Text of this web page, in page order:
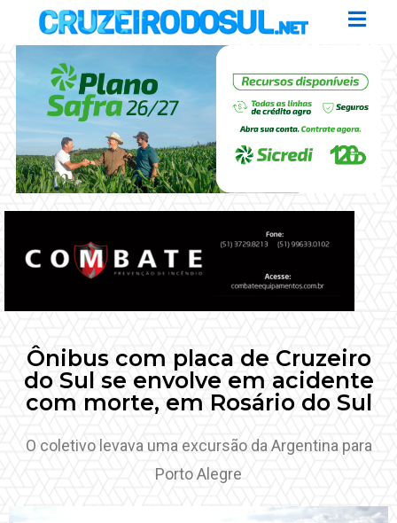
Ônibus com placa de Cruzeiro
do Sul se envolve em acidente
com morte, em Rosário do Sul
O coletivo levava uma excursão da Argentina para
Porto Alegre